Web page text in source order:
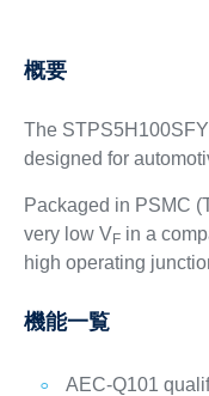
概要
The
designed for
Packaged in PSMC
very low VFin a
high operating
機能一覧
AEC-Q101